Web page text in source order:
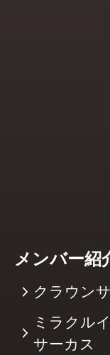
メンバー紹
クラウン
ミラクル
サーカス